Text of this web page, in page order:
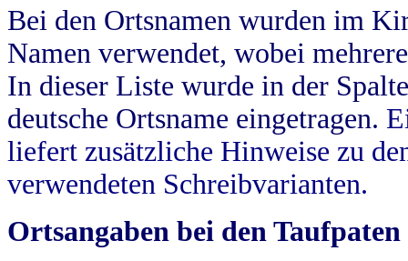
Bei den Ortsnamen wurden im
Namen verwendet, wobei
In dieser Liste wurde in der
deutsche Ortsname eingetragen.
liefert zusätzliche Hinweise zu
verwendeten Schreibvarianten.
Ortsangaben bei den Taufpaten